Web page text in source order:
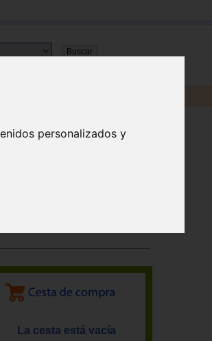
personalizados y
La cesta está vacía